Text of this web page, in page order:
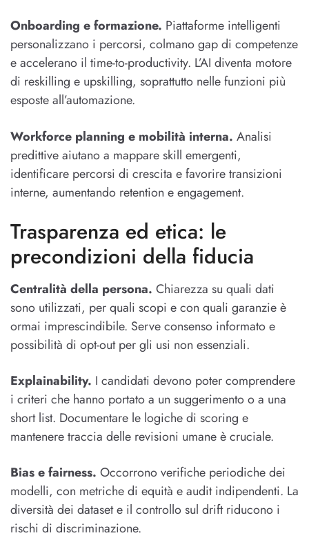
Onboarding e formazione. Piattaforme intelligenti
personalizzano i percorsi, colmano gap di competenze
e accelerano il time-to-productivity. L’AI diventa motore
di reskilling e upskilling, soprattutto nelle funzioni più
esposte all’automazione.
Workforce planning e mobilità interna. Analisi
predittive aiutano a mappare skill emergenti,
identificare percorsi di crescita e favorire transizioni
interne, aumentando retention e engagement.
Trasparenza ed etica: le
precondizioni della fiducia
Centralità della persona. Chiarezza su quali dati
sono utilizzati, per quali scopi e con quali garanzie è
ormai imprescindibile. Serve consenso informato e
possibilità di opt-out per gli usi non essenziali.
Explainability. I candidati devono poter comprendere
i criteri che hanno portato a un suggerimento o a una
short list. Documentare le logiche di scoring e
mantenere traccia delle revisioni umane è cruciale.
Bias e fairness. Occorrono verifiche periodiche dei
modelli, con metriche di equità e audit indipendenti. La
diversità dei dataset e il controllo sul drift riducono i
rischi di discriminazione.